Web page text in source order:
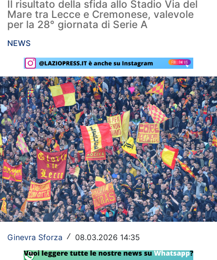
Calciomercato
Rassegna Lazio
Social
Calcio
Serie A
Champions League
Europa League
Altri Sport
Formula 1
Vela
Il risultato della sfida allo Stadio Via del
Mare tra Lecce e Cremonese, valevole
per la 28° giornata di Serie A
NEWS
Ginevra Sforza / 08.03.2026 14:35